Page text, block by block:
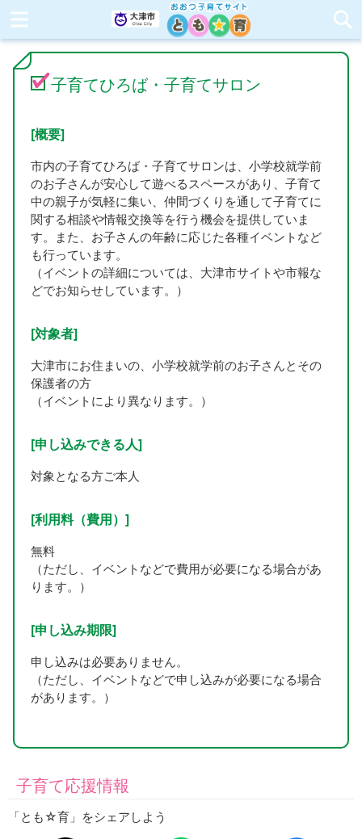
子育てひろば・子育てサロン
[概要]
市内の子育てひろば・子育てサロンは、小学校就学前
のお子さんが安心して遊べるスペースがあり、子育て
中の親子が気軽に集い、仲間づくりを通して子育てに
関する相談や情報交換等を行う機会を提供していま
す。また、お子さんの年齢に応じた各種イベントなど
も行っています。
（イベントの詳細については、大津市サイトや市報な
どでお知らせしています。）
[対象者]
大津市にお住まいの、小学校就学前のお子さんとその
保護者の方
（イベントにより異なります。）
[申し込みできる人]
対象となる方ご本人
[利用料（費用）]
無料
（ただし、イベントなどで費用が必要になる場合があ
ります。）
[申し込み期限]
申し込みは必要ありません。
（ただし、イベントなどで申し込みが必要になる場合
があります。）
子育て応援情報
「とも☆育」をシェアしよう